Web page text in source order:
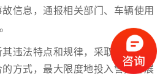
信息，通报相关部门、车辆使用
违法特点和规律，采取设置规定
方式，最大限度地投入警力开展